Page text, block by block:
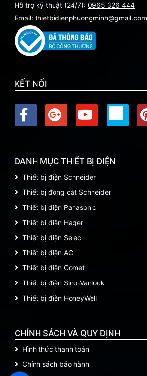
Hỗ trợ kỹ thuật (24/7): 0965 326 444
Email: thietbidienphuongminh@gmail.com
KẾT NỐI
DANH MỤC THIẾT BỊ ĐIỆN
Thiết bị điện Schneider
Thiết bị đóng cắt Schneider
Thiết bị điện Panasonic
Thiết bị điện Hager
Thiết bị điện Selec
Thiết bị điện AC
Thiết bị điện Comet
Thiết bị điện Sino-Vanlock
Thiết bị điện HoneyWell
CHÍNH SÁCH VÀ QUY ĐỊNH
Hình thức thanh toán
Chính sách bảo hành